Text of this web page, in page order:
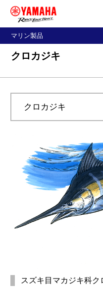
マリン製品
クロカジキ
オフショア・スポーツフ
対象魚について
ボートについて
タックルについて
ストライクからランディング
イベント
クロカジキ
スズキ目マカジキ科ク